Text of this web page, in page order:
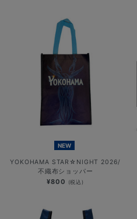
NEW
YOKOHAMA STAR☆NIGHT 2026/
不織布ショッパー
¥800 (税込)